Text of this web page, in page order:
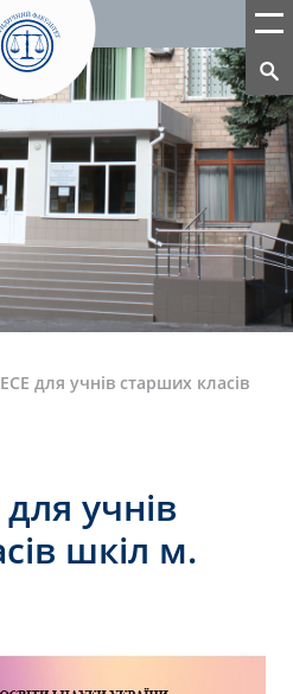
для учнів старших класів
учнів
шкіл м.